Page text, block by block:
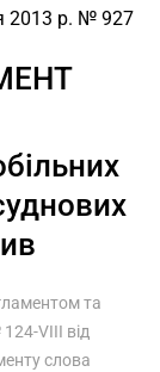
2013 р. № 927
та
VIII від
слова